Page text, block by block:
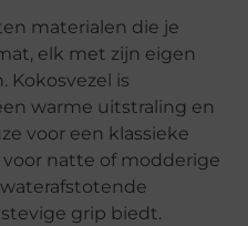
materialen die je
elk met zijn eigen
Kokosvezel is
warme uitstraling en
voor een klassieke
natte of modderige
grip biedt.